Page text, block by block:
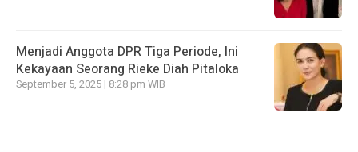
Menjadi Anggota DPR Tiga Periode, Ini
Kekayaan Seorang Rieke Diah Pitaloka
September 5, 2025 | 8:28 pm WIB